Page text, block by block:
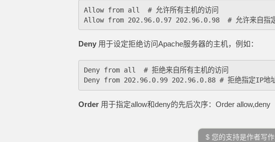
Allow from all  # 允许所有主机的访问
Deny 用于设定拒绝访问Apache服务器的主机，例如：
Deny from all  # 拒绝来自所有主机的访问
Order 用于指定allow和deny的先后次序：Order allow,deny
$ 您的支持是作者写